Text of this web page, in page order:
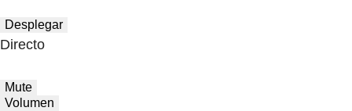
Desplegar
Directo
Mute
Volumen